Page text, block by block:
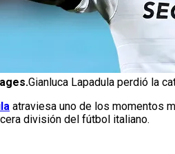
Gianluca Lapadula perdió la
atraviesa uno de los momentos
división del fútbol italiano.